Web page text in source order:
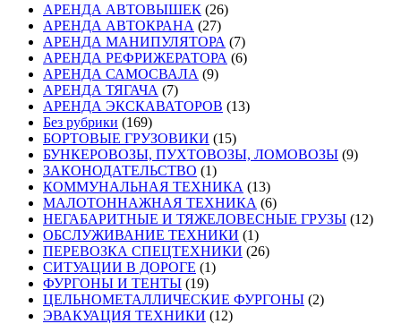
АРЕНДА АВТОВЫШЕК (26)
АРЕНДА АВТОКРАНА (27)
АРЕНДА МАНИПУЛЯТОРА (7)
АРЕНДА РЕФРИЖЕРАТОРА (6)
АРЕНДА САМОСВАЛА (9)
АРЕНДА ТЯГАЧА (7)
АРЕНДА ЭКСКАВАТОРОВ (13)
Без рубрики (169)
БОРТОВЫЕ ГРУЗОВИКИ (15)
БУНКЕРОВОЗЫ, ПУХТОВОЗЫ, ЛОМОВОЗЫ (9)
ЗАКОНОДАТЕЛЬСТВО (1)
КОММУНАЛЬНАЯ ТЕХНИКА (13)
МАЛОТОННАЖНАЯ ТЕХНИКА (6)
НЕГАБАРИТНЫЕ И ТЯЖЕЛОВЕСНЫЕ ГРУЗЫ (12)
ОБСЛУЖИВАНИЕ ТЕХНИКИ (1)
ПЕРЕВОЗКА СПЕЦТЕХНИКИ (26)
СИТУАЦИИ В ДОРОГЕ (1)
ФУРГОНЫ И ТЕНТЫ (19)
ЦЕЛЬНОМЕТАЛЛИЧЕСКИЕ ФУРГОНЫ (2)
ЭВАКУАЦИЯ ТЕХНИКИ (12)